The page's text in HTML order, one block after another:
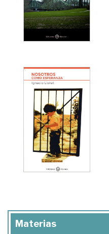
Materias